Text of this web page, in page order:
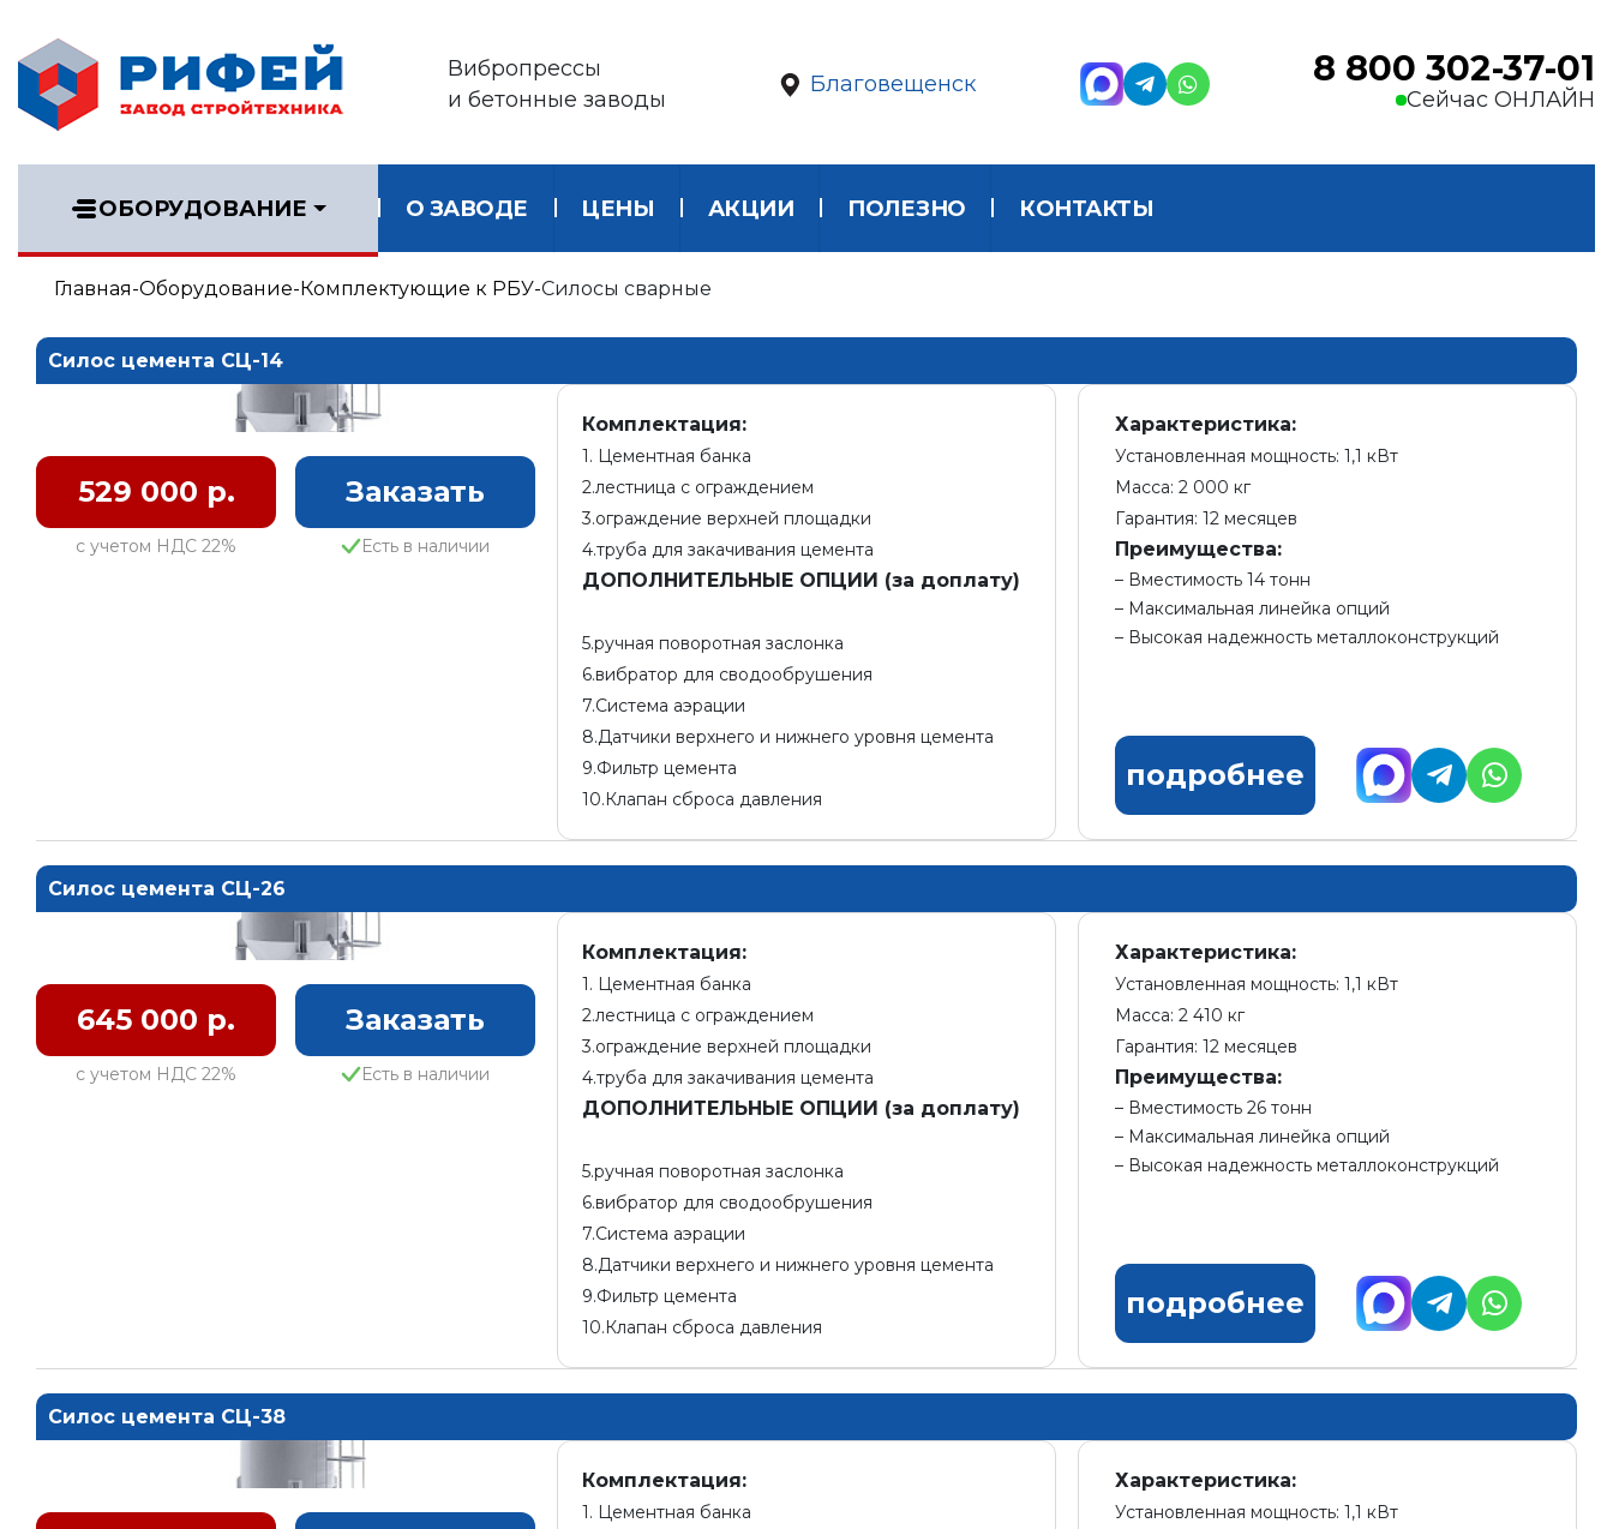
Вибропрессы
и бетонные заводы
Благовещенск 8 800 302-37-01
Сейчас ОНЛАЙН
ОБОРУДОВАНИЕ О ЗАВОДЕ ЦЕНЫ АКЦИИ ПОЛЕЗНО КОНТАКТЫ
Главная Оборудование Комплектующие к РБУ Силосы сварные
Силос цемента СЦ-14
529 000 р.
с учетом НДС 22%
Заказать
Есть в наличии
Комплектация:
1. Цементная банка
2.лестница с ограждением
3.ограждение верхней площадки
4.труба для закачивания цемента
ДОПОЛНИТЕЛЬНЫЕ ОПЦИИ (за доплату)
5.ручная поворотная заслонка
6.вибратор для сводообрушения
7.Система аэрации
8.Датчики верхнего и нижнего уровня цемента
9.Фильтр цемента
10.Клапан сброса давления
Характеристика:
Установленная мощность: 1,1 кВт
Масса: 2 000 кг
Гарантия: 12 месяцев
Преимущества:
Вместимость 14 тонн
Максимальная линейка опций
Высокая надежность металлоконструкций
подробнее
Силос цемента СЦ-26
645 000 р.
с учетом НДС 22%
Заказать
Есть в наличии
Комплектация:
1. Цементная банка
2.лестница с ограждением
3.ограждение верхней площадки
4.труба для закачивания цемента
ДОПОЛНИТЕЛЬНЫЕ ОПЦИИ (за доплату)
5.ручная поворотная заслонка
6.вибратор для сводообрушения
7.Система аэрации
8.Датчики верхнего и нижнего уровня цемента
9.Фильтр цемента
10.Клапан сброса давления
Характеристика:
Установленная мощность: 1,1 кВт
Масса: 2 410 кг
Гарантия: 12 месяцев
Преимущества:
Вместимость 26 тонн
Максимальная линейка опций
Высокая надежность металлоконструкций
подробнее
Силос цемента СЦ-38
Комплектация:
1. Цементная банка
Характеристика:
Установленная мощность: 1,1 кВт